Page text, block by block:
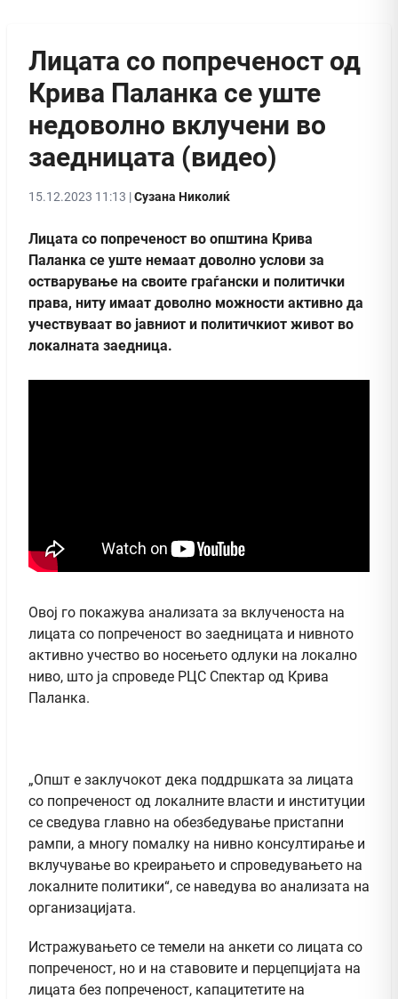
Лицата со попреченост од
Крива Паланка се уште
недоволно вклучени во
заедницата (видео)
15.12.2023 11:13 |Сузана Николиќ
Лицата со попреченост во општина Крива
Паланка се уште немаат доволно услови за
остварување на своите граѓански и политички
права, ниту имаат доволно можности активно да
учествуваат во јавниот и политичкиот живот во
локалната заедница.
Овој го покажува анализата за вклученоста на
лицата со попреченост во заедницата и нивното
активно учество во носењето одлуки на локално
ниво, што ја спроведе РЦС Спектар од Крива
Паланка.
„Општ е заклучокот дека поддршката за лицата
со попреченост од локалните власти и институции
се сведува главно на обезбедување пристапни
рампи, а многу помалку на нивно консултирање и
вклучување во креирањето и спроведувањето на
локалните политики“, се наведува во анализата на
организацијата.
Истражувањето се темели на анкети со лицата со
попреченост, но и на ставовите и перцепцијата на
лицата без попреченост, капацитетите на